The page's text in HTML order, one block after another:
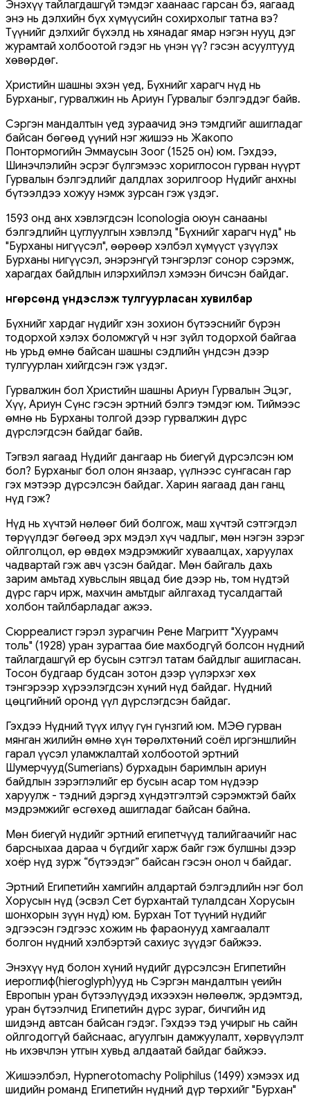
Энэхүү тайлагдашгүй тэмдэг хаанаас гарсан бэ, яагаад
энэ нь дэлхийн бүх хүмүүсийн сохирхолыг татна вэ?
Түүнийг дэлхийг бүхэлд нь хянадаг ямар нэгэн нууц дэг
журамтай холбоотой гэдэг нь үнэн үү? гэсэн асуултууд
хөвөрдөг.
Христийн шашны эхэн үед, Бүхнийг харагч нүд нь
Бурханыг, гурвалжин нь Ариун Гурвалыг бэлгэддэг байв.
Сэргэн мандалтын үед зураачид энэ тэмдгийг ашигладаг
байсан бөгөөд үүний нэг жишээ нь Жакопо
Понтормогийн Эммаусын Зоог (1525 он) юм. Гэхдээ,
Шинэчлэлийн эсрэг бүлгэмээс хориглосон гурван нүүрт
Гурвалын бэлгэдлийг далдлах зорилгоор Нүдийг анхны
бүтээлдээ хожуу нэмж зурсан гэж үздэг.
1593 онд анх хэвлэгдсэн Iconologia оюун санааны
бэлгэдлийн цуглуулгын хэвлэлд "Бүхнийг харагч нүд" нь
"Бурханы нигүүсэл", өөрөөр хэлбэл хүмүүст үзүүлэх
Бурханы нигүүсэл, энэрэнгүй тэнгэрлэг сонор сэрэмж,
харагдах байдлын илэрхийлэл хэмээн бичсэн байдаг.
Өнгөрсөнд үндэслэж тулгуурласан хувилбар
Бүхнийг хардаг нүдийг хэн зохион бүтээснийг бүрэн
тодорхой хэлэх боломжгүй ч нэг зүйл тодорхой байгаа
нь урьд өмнө байсан шашны сэдлийн үндсэн дээр
тулгуурлан хийгдсэн гэж үздэг.
Гурвалжин бол Христийн шашны Ариун Гурвалын Эцэг,
Хүү, Ариун Сүнс гэсэн эртний бэлгэ тэмдэг юм. Тиймээс
өмнө нь Бурханы толгой дээр гурвалжин дүрс
дүрслэгдсэн байдаг байв.
Тэгвэл яагаад Нүдийг дангаар нь биегүй дүрсэлсэн юм
бол? Бурханыг бол олон янзаар, үүлнээс сунгасан гар
гэх мэтээр дүрсэлсэн байдаг. Харин яагаад дан ганц
нүд гэж?
Нүд нь хүчтэй нөлөөг бий болгож, маш хүчтэй сэтгэгдэл
төрүүлдэг бөгөөд эрх мэдэл хүч чадлыг, мөн нэгэн зэрэг
ойлголцол, өр өвдөх мэдрэмжийг хуваалцах, харуулах
чадвартай гэж авч үзсэн байдаг. Мөн байгаль дахь
зарим амьтад хувьслын явцад бие дээр нь, том нүдтэй
дүрс гарч ирж, махчин амьтдыг айлгахад тусалдагтай
холбон тайлбарладаг ажээ.
Сюрреалист гэрэл зурагчин Рене Магритт "Хуурамч
толь" (1928) уран зурагтаа бие махбодгүй болсон нүдний
тайлагдашгүй ер бусын сэтгэл татам байдлыг ашигласан.
Тосон будгаар будсан зотон дээр үүлэрхэг хөх
тэнгэрээр хүрээлэгдсэн хүний ​​нүд байдаг. Нүдний
цөцгийний оронд үүл дүрслэгдсэн байдаг.
Гэхдээ Нүдний түүх илүү гүн гүнзгий юм. МЭӨ гурван
мянган жилийн өмнө хүн төрөлхтөний соёл иргэншлийн
гарал үүсэл уламжлалтай холбоотой эртний
Шумерчууд(Sumerians) бурхадын баримлын ариун
байдлын зэрэглэлийг ер бусын асар том нүдээр
харуулж - тэдний дэргэд хүндэтгэлтэй сэрэмжтэй байх
мэдрэмжийг өсгөхөд ашигладаг байсан байна.
Мөн биегүй нүдийг эртний египетчүүд талийгаачийг нас
барсныхаа дараа ч бүгдийг харж байг гэж булшны дээр
хоёр нүд зурж “бүтээдэг” байсан гэсэн онол ч байдаг.
Эртний Египетийн хамгийн алдартай бэлгэдлийн нэг бол
Хорусын нүд (эсвэл Сет бурхантай тулалдсан Хорусын
шонхорын зүүн нүд) юм. Бурхан Тот түүний нүдийг
эдгээсэн гэдгээс хожим нь фараонууд хамгаалалт
болгон нүдний хэлбэртэй сахиус зүүдэг байжээ.
Энэхүү нүд болон хүний ​​нүдийг дүрсэлсэн Египетийн
иероглиф(hieroglyph)ууд нь Сэргэн мандалтын үеийн
Европын уран бүтээлүүдэд ихээхэн нөлөөлж, эрдэмтэд,
уран бүтээлчид Египетийн дүрс зураг, бичгийн ид
шидэнд автсан байсан гэдэг. Гэхдээ тэд учирыг нь сайн
ойлгодоггүй байснаас, агуулгын дамжуулалт, хөрвүүлэлт
нь ихэвчлэн утгын хувьд алдаатай байдаг байжээ.
Жишээлбэл, Hypnerotomachy Poliphilus (1499) хэмээх ид
шидийн романд Египетийн нүдний дүр төрхийг "Бурхан"